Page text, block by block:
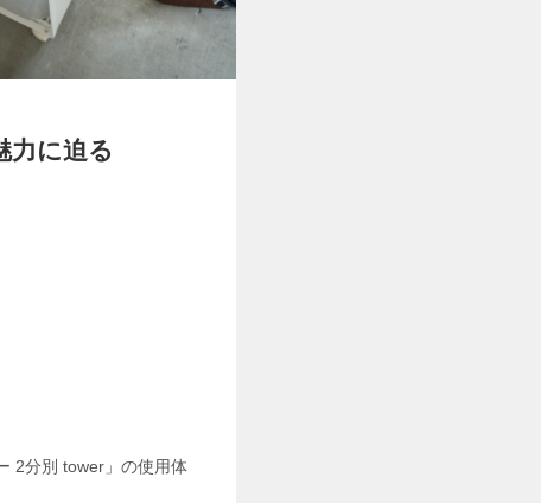
力に迫る
2分別 tower」の使用体